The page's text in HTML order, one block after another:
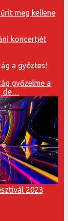
meg kellene
koncertjét
a győztes!
győzelme a
de…
2023